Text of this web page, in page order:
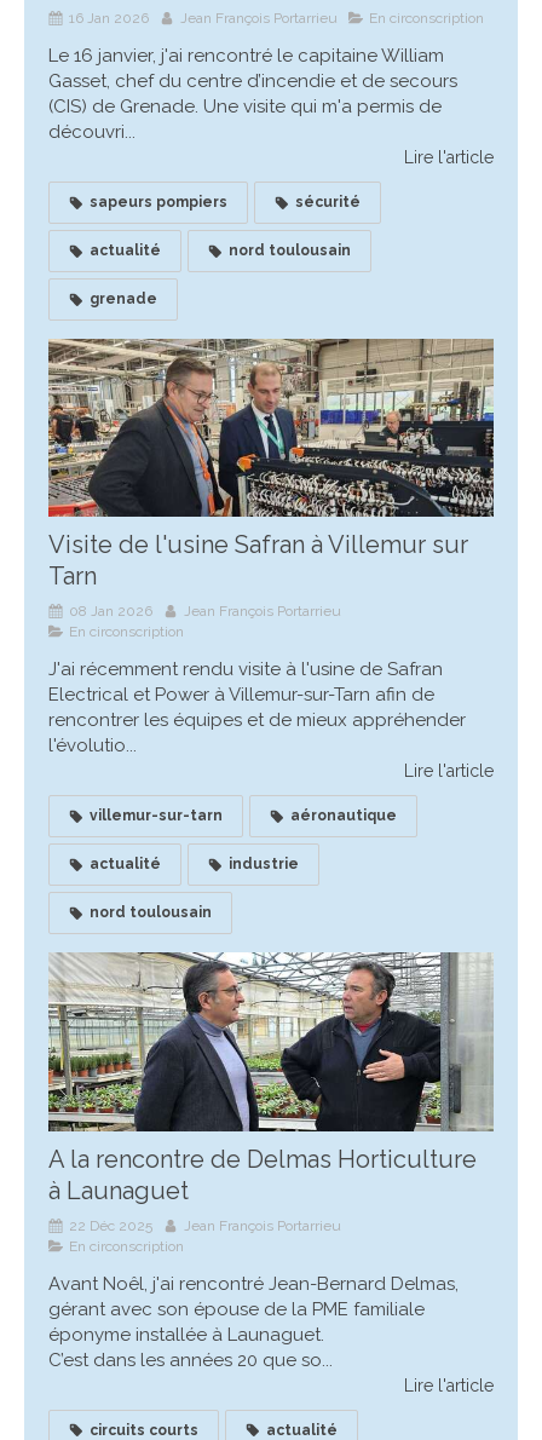
16 Jan 2026 Jean François Portarrieu En circonscription
Le 16 janvier, j'ai rencontré le capitaine William
Gasset, chef du centre d’incendie et de secours
(CIS) de Grenade. Une visite qui m'a permis de
découvri...
Lire l'article
sapeurs pompiers sécurité
actualité nord toulousain
grenade
Visite de l'usine Safran à Villemur sur
Tarn
08 Jan 2026
Jean François Portarrieu
En circonscription
J'ai récemment rendu visite à l'usine de Safran
Electrical et Power à Villemur-sur-Tarn afin de
rencontrer les équipes et de mieux appréhender
l'évolutio...
Lire l'article
villemur-sur-tarn aéronautique
actualité industrie
nord toulousain
A la rencontre de Delmas Horticulture
à Launaguet
22 Déc 2025
Jean François Portarrieu
En circonscription
Avant Noêl, j'ai rencontré Jean-Bernard Delmas,
gérant avec son épouse de la PME familiale
éponyme installée à Launaguet.
C’est dans les années 20 que so...
Lire l'article
circuits courts actualité